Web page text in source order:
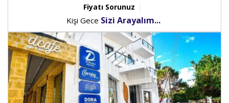
Fiyatı Sorunuz
Kişi Gece Sizi Arayalım...